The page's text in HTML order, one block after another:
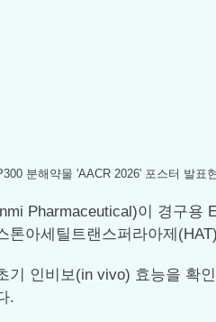
분해약물 'AACR 2026' 포스터 발표
Pharmaceutical)이 경구용
톤아세틸트랜스퍼라아제
기 인비보(in vivo) 효능을 확
.